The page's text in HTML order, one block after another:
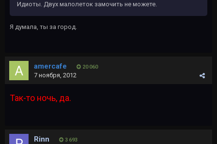
Идиоты. Двух малолеток замочить не можете.
Я думала, ты за город.
amercafe 20 060
7 ноября, 2012
Так-то ночь, да.
Rinn 3 693